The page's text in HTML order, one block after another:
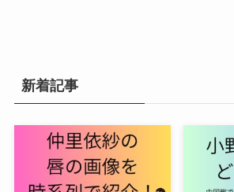
新着記事